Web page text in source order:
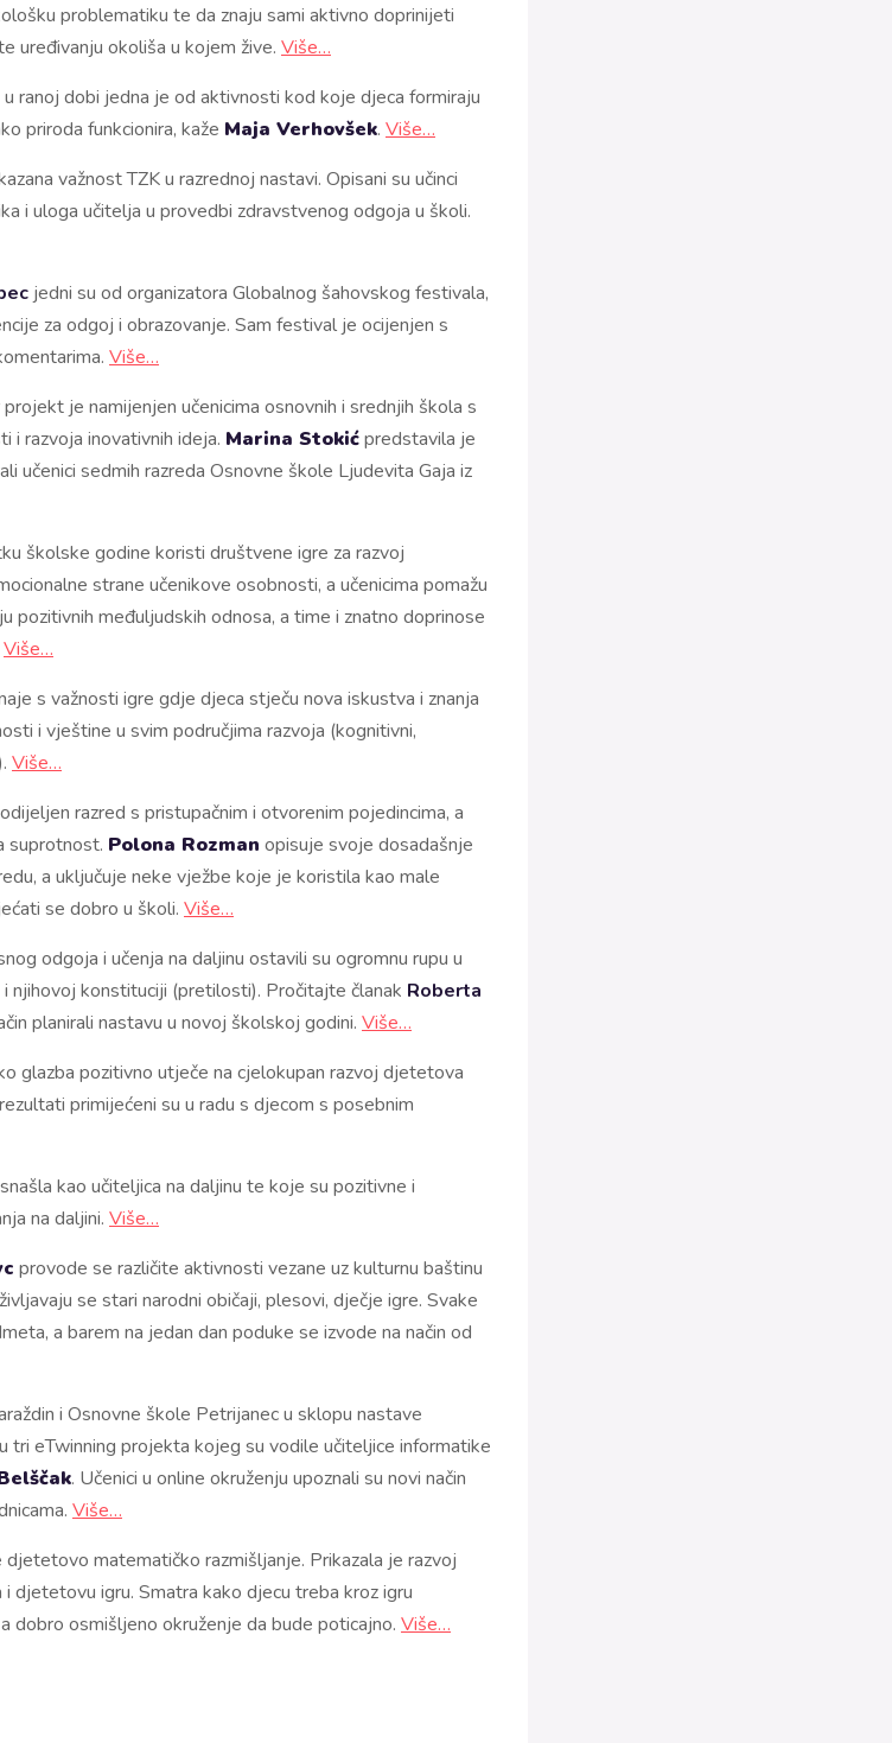
problematiku te da znaju sami aktivno doprinijeti
uređivanju okoliša u kojem žive. Više…
ranoj dobi jedna je od aktivnosti kod koje djeca formiraju
priroda funkcionira, kaže Maja Verhovšek. Više…
važnost TZK u razrednoj nastavi. Opisani su učinci
i uloga učitelja u provedbi zdravstvenog odgoja u školi.
jedni su od organizatora Globalnog šahovskog festivala,
za odgoj i obrazovanje. Sam festival je ocijenjen s
Više…
je namijenjen učenicima osnovnih i srednjih škola s
i razvoja inovativnih ideja. Marina Stokićpredstavila je
učenici sedmih razreda Osnovne škole Ljudevita Gaja iz
školske godine koristi društvene igre za razvoj
strane učenikove osobnosti, a učenicima pomažu
pozitivnih međuljudskih odnosa, a time i znatno doprinose
Više…
s važnosti igre gdje djeca stječu nova iskustva i znanja
i vještine u svim područjima razvoja (kognitivni,
Više…
razred s pristupačnim i otvorenim pojedincima, a
suprotnost. Polona Rozman opisuje svoje dosadašnje
a uključuje neke vježbe koje je koristila kao male
se dobro u školi. Više…
odgoja i učenja na daljinu ostavili su ogromnu rupu u
njihovoj konstituciji (pretilosti). Pročitajte članak Roberta
planirali nastavu u novoj školskoj godini. Više…
glazba pozitivno utječe na cjelokupan razvoj djetetova
primijećeni su u radu s djecom s posebnim
snašla kao učiteljica na daljinu te koje su pozitivne i
na daljini. Više…
provode se različite aktivnosti vezane uz kulturnu baštinu
se stari narodni običaji, plesovi, dječje igre. Svake
a barem na jedan dan poduke se izvode na način od
i Osnovne škole Petrijanec u sklopu nastave
tri eTwinning projekta kojeg su vodile učiteljice informatike
. Učenici u online okruženju upoznali su novi način
Više…
djetetovo matematičko razmišljanje. Prikazala je razvoj
djetetovu igru. Smatra kako djecu treba kroz igru
dobro osmišljeno okruženje da bude poticajno. Više…